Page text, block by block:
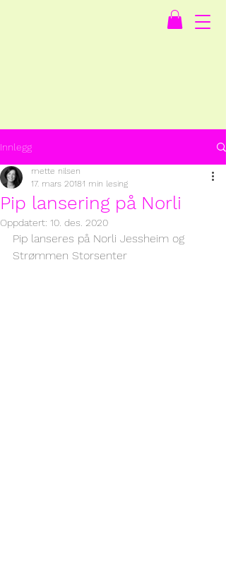
Innlegg
Pip lansering på Norli
mette nilsen
17. mars 20181 min lesing
Oppdatert: 10. des. 2020
Pip lanseres på Norli Jessheim og
Strømmen Storsenter